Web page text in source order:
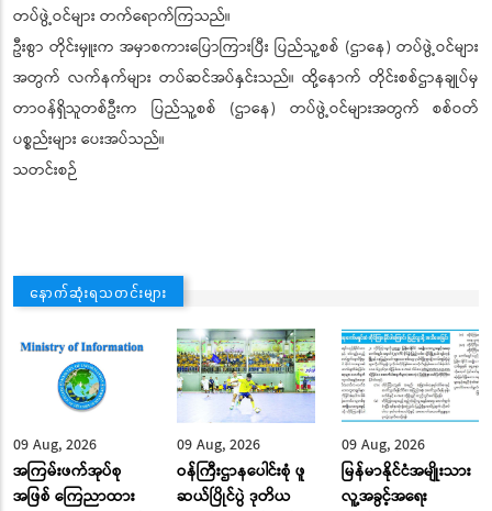
တပ်ဖွဲ့ဝင်များ တက်ရောက်ကြသည်။
ဦးစွာ တိုင်းမှူးက အမှာစကားပြောကြားပြီး ပြည်သူ့စစ် (ဌာနေ) တပ်ဖွဲ့ဝင်များ
အတွက် လက်နက်များ တပ်ဆင်အပ်နှင်းသည်။ ထို့နောက် တိုင်းစစ်ဌာနချုပ်မှ
တာဝန်ရှိသူတစ်ဦးက ပြည်သူ့စစ် (ဌာနေ) တပ်ဖွဲ့ဝင်များအတွက် စစ်ဝတ်
ပစ္စည်းများ ပေးအပ်သည်။
သတင်းစဉ်
နောက်ဆုံးရသတင်းများ
09 Aug, 2026
အကြမ်းဖက်အုပ်စု
အဖြစ် ကြေညာထား
09 Aug, 2026
ဝန်ကြီးဌာနပေါင်းစုံ ဖူ
ဆယ်ပြိုင်ပွဲ ဒုတိယ
09 Aug, 2026
မြန်မာနိုင်ငံအမျိုးသား
လူ့အခွင့်အရေး